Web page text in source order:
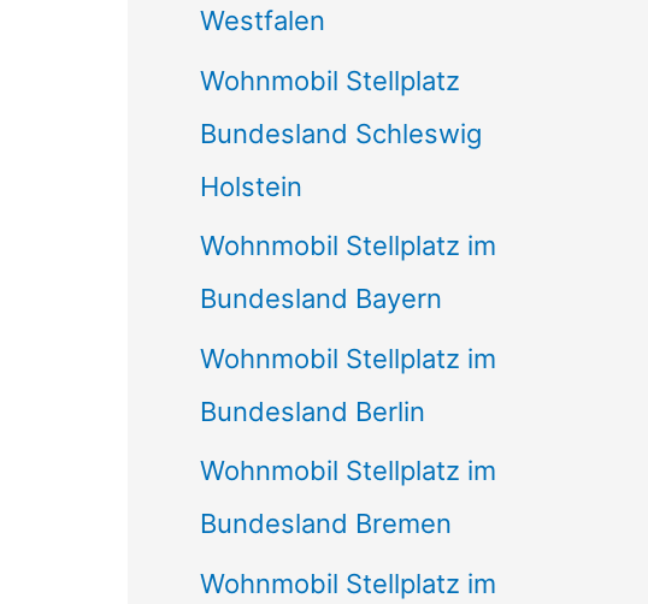
c
h
:
Westfalen
Wohnmobil Stellplatz
Bundesland Schleswig
Holstein
Wohnmobil Stellplatz im
Bundesland Bayern
Wohnmobil Stellplatz im
Bundesland Berlin
Wohnmobil Stellplatz im
Bundesland Bremen
Wohnmobil Stellplatz im